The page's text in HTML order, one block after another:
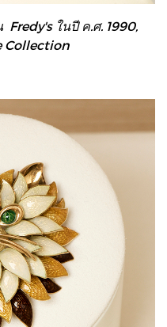
ในปี ค.ศ. 1990,
Collection